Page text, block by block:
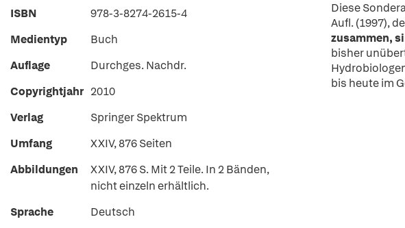
Diese
Aufl. (1997),
zusammen,
bisher
bis heute im
ISBN
978-3-8274-2615-4
Medientyp
Buch
Auflage
Durchges. Nachdr.
Copyrightjahr 2010
Verlag
Springer Spektrum
Umfang
XXIV, 876 Seiten
Abbildungen
XXIV, 876 S. Mit 2 Teile. In 2 Bänden,
nicht einzeln erhältlich.
Sprache
Deutsch